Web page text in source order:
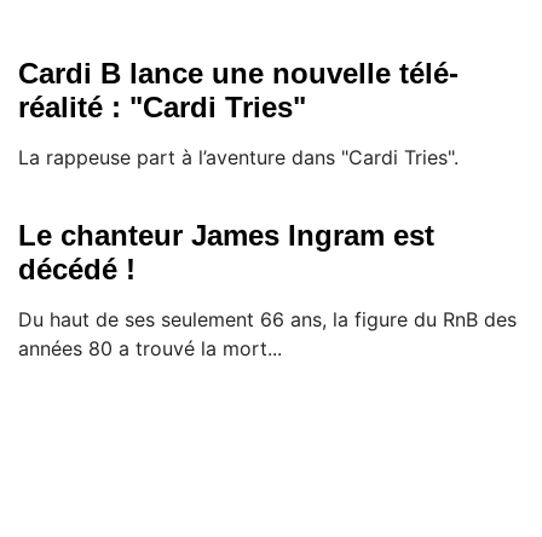
Cardi B lance une nouvelle télé-
réalité : "Cardi Tries"
La rappeuse part à l’aventure dans "Cardi Tries".
Le chanteur James Ingram est
décédé !
Du haut de ses seulement 66 ans, la figure du RnB des
années 80 a trouvé la mort...